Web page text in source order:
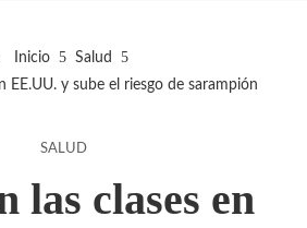
Inicio
Salud
EE.UU. y sube el riesgo de sarampión
SALUD
las clases en